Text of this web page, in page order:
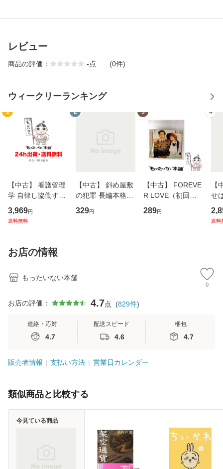
レビュー
商品の評価： -点 (0件)
ウィークリーランキング
1
【中古】 看護管理
学 自律し協働する
専門職の看護マネ
ジメントスキル 改
恵 藤本幸三 / 南江
堂 [単行
3,969円
送料無料
2
【中古】 斜め屋敷
の犯罪 長編本格推
理小説 (光文社文
庫) / 島田荘司 / 光
329円
3
【中古】 FOREVE
R LOVE（初回生
産限定盤） / 清水
翔太×加藤ミリヤ /
289円
4
【
せ
タ
送料
お店の情報
もったいない本舗
0
お店の評価： 4.7点 (829件)
連絡・応対
4.7
配送スピード
4.6
梱包
4.7
販売者情報 支払い方法 営業日カレンダー
類似商品と比較する
今見ている商品